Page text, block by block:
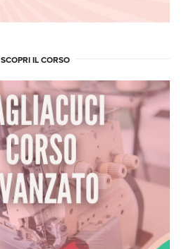
SCOPRI IL CORSO